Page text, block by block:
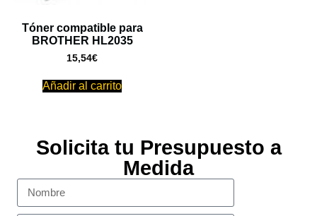
Tóner compatible para
BROTHER HL2035
15,54€
Añadir al carrito
Solicita tu Presupuesto a
Medida